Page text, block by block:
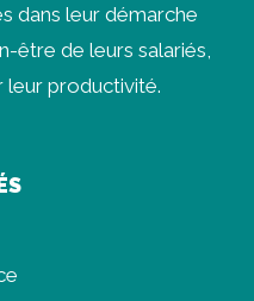
dans leur démarche
être de leurs salariés,
leur productivité.